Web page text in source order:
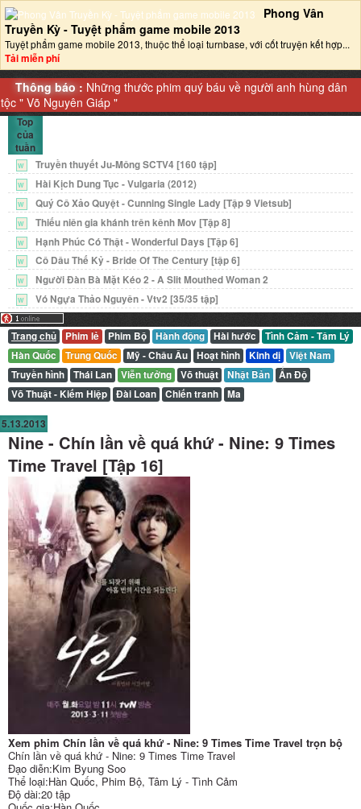
Phong Vân
Truyền Kỳ - Tuyệt phẩm game mobile 2013‎
Tuyệt phẩm game mobile 2013, thuộc thể loại turnbase, với cốt truyện kết hợp...
Tải miễn phí
Thông báo : Những thước phim quý báu về người anh hùng dân
tộc "Võ Nguyên Giáp "
Top
của
tuần
W Truyền thuyết Ju-Mông SCTV4 [160 tập]
W Hài Kịch Dung Tục - Vulgaria (2012)
W Quý Cô Xảo Quyệt - Cunning Single Lady [Tập 9 Vietsub]
W Thiếu niên gia khánh trên kênh Mov [Tập 8]
W Hạnh Phúc Có Thật - Wonderful Days [Tập 6]
W Cô Dâu Thế Kỷ - Bride Of The Century [tập 6]
W Người Đàn Bà Mặt Kéo 2 - A Slit Mouthed Woman 2
W Vó Ngựa Thảo Nguyên - Vtv2 [35/35 tập]
Trang chủ Phim lẻ Phim Bộ Hành động Hài hước
Tình Cảm - Tâm Lý
Hàn Quốc
Trung Quốc Mỹ - Châu Âu Hoạt hình Kinh dị
Việt Nam
Truyền hình
Thái Lan Viễn tưởng Võ thuật Nhật Bản
Ấn Độ
Võ Thuật - Kiếm Hiệp
Đài Loan Chiến tranh Ma
5.13.2013
Nine - Chín lần về quá khứ - Nine: 9 Times
Time Travel [Tập 16]
Xem phim Chín lần về quá khứ - Nine: 9 Times Time Travel trọn bộ
Chín lần về quá khứ - Nine: 9 Times Time Travel
Đạo diễn:Kim Byung Soo
Thể loại:Hàn Quốc, Phim Bộ, Tâm Lý - Tình Cảm
Độ dài:20 tập